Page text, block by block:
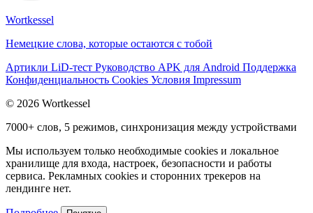
Wortkessel
Немецкие слова, которые остаются с тобой
Артикли LiD-тест Руководство APK для Android Поддержка
Конфиденциальность Cookies Условия Impressum
© 2026 Wortkessel
7000+ слов, 5 режимов, синхронизация между устройствами
Мы используем только необходимые cookies и локальное
хранилище для входа, настроек, безопасности и работы
сервиса. Рекламных cookies и сторонних трекеров на
лендинге нет.